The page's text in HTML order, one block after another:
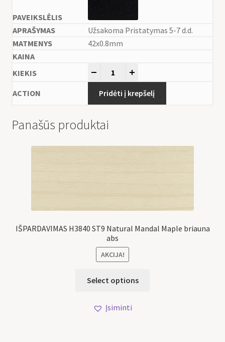
Užsakoma Pristatymas 5-7 d.d.
42x0.8mm
Pridėti į krepšelį
Panašūs produktai
IŠPARDAVIMAS H3840 ST9 Natural Mandal Maple briauna
abs
AKCIJA!
Select options
Įsiminti